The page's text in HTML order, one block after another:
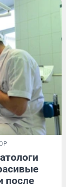
после